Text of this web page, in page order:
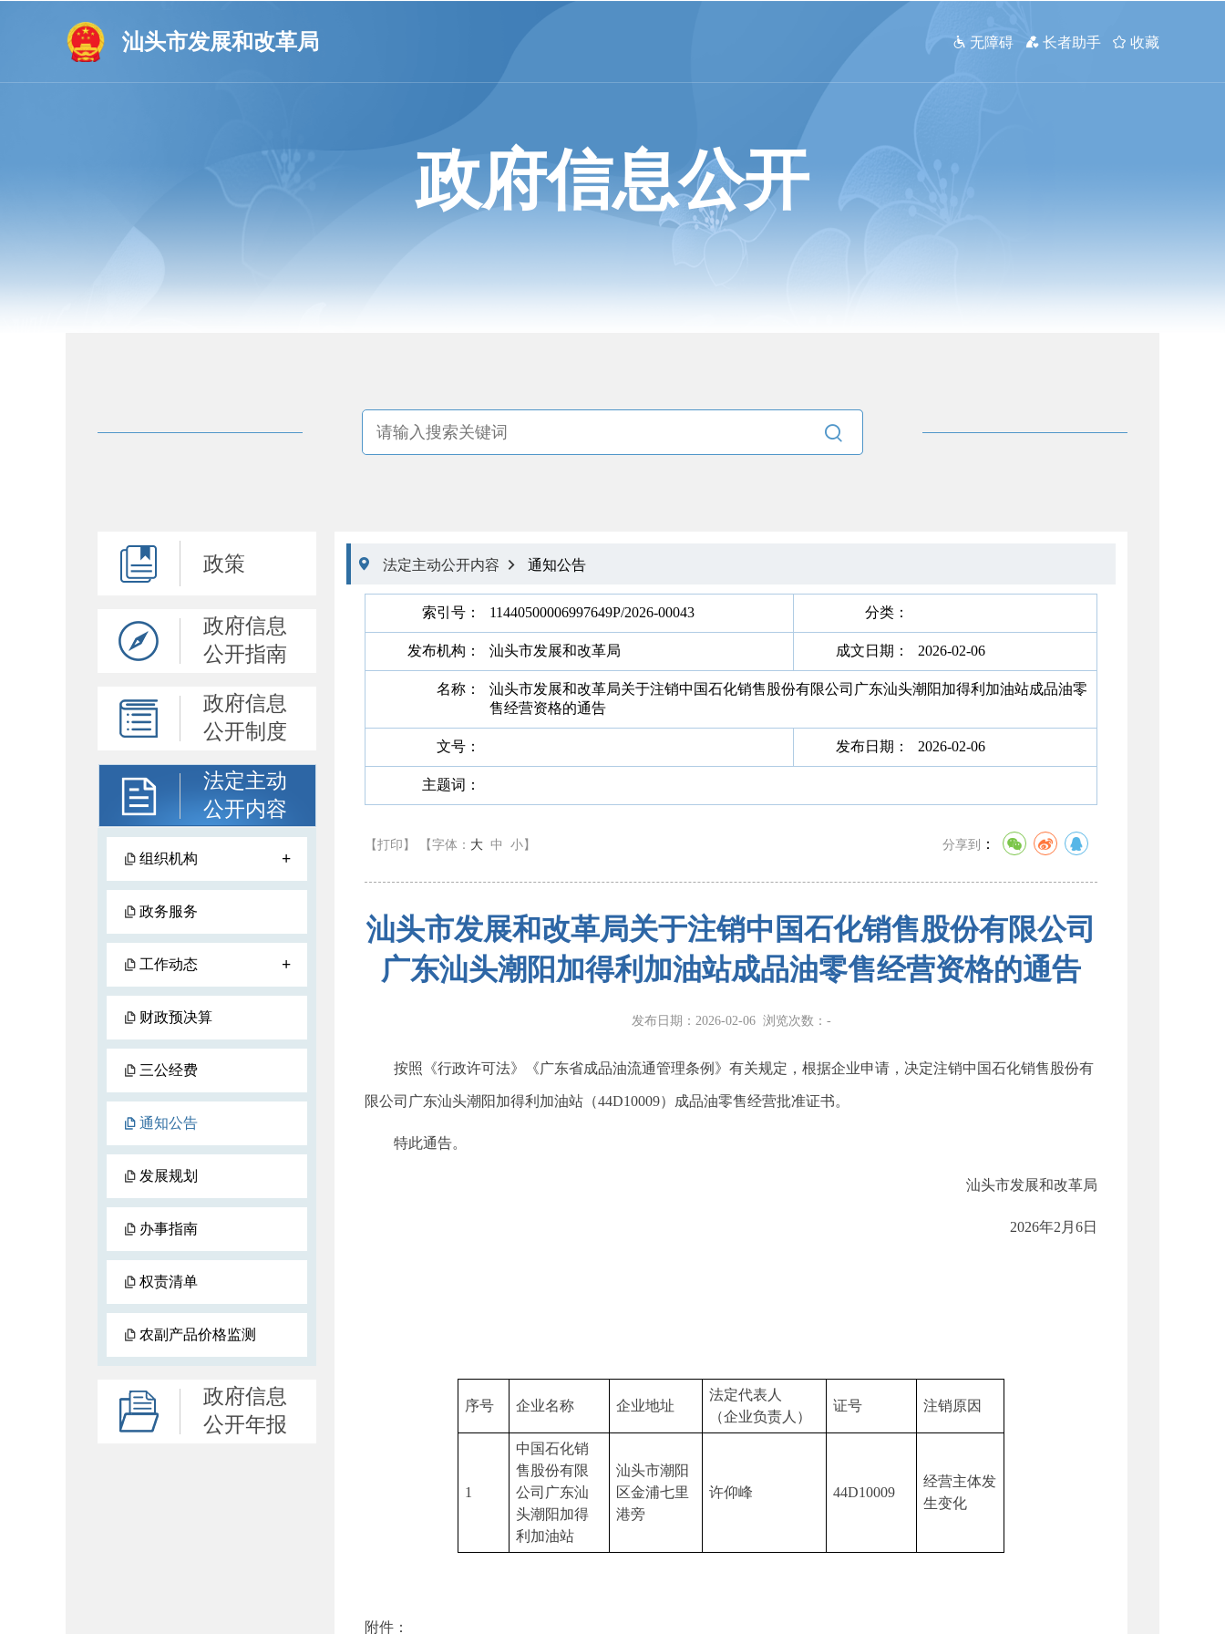
汕头市发展和改革局  无障碍  长者助手  收藏
政府信息公开

政策
政府信息
公开指南
政府信息
公开制度
法定主动
公开内容
组织机构 +
政务服务
工作动态 +
财政预决算
三公经费
通知公告
发展规划
办事指南
权责清单
农副产品价格监测
政府信息
公开年报
 法定主动公开内容  通知公告
索引号： 11440500006997649P/2026-00043 分类：
发布机构： 汕头市发展和改革局 成文日期： 2026-02-06
名称：
汕头市发展和改革局关于注销中国石化销售股份有限公司广东汕头潮阳加得利加油站成品油零
售经营资格的通告
文号： 发布日期： 2026-02-06
主题词：
【打印】 【字体： 大 中 小 】 分享到 ：
汕头市发展和改革局关于注销中国石化销售股份有限公司
广东汕头潮阳加得利加油站成品油零售经营资格的通告
发布日期：2026-02-06 浏览次数： -
按照《行政许可法》《广东省成品油流通管理条例》有关规定，根据企业申请，决定注销中国石化销售股份有
限公司广东汕头潮阳加得利加油站（44D10009）成品油零售经营批准证书。
特此通告。
汕头市发展和改革局
2026年2月6日
序号 企业名称 企业地址
法定代表人
（企业负责人）
证号 注销原因
1
中国石化销
售股份有限
公司广东汕
头潮阳加得
利加油站
汕头市潮阳
区金浦七里
港旁
许仰峰 44D10009
经营主体发
生变化
附件：